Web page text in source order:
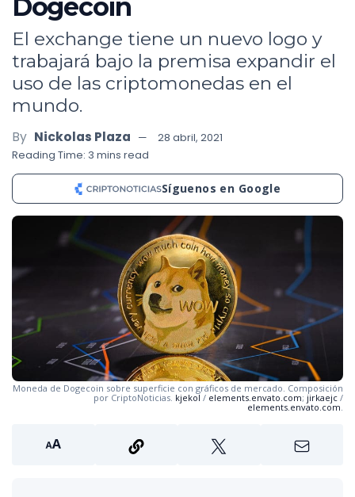
Dogecoin
El exchange tiene un nuevo logo y
trabajará bajo la premisa expandir el
uso de las criptomonedas en el
mundo.
By Nickolas Plaza
28 abril, 2021
Reading Time: 3 mins read
Síguenos en Google
Moneda de Dogecoin sobre superficie con gráficos de mercado. Composición
por CriptoNoticias. kjekol / elements.envato.com; jirkaejc /
elements.envato.com